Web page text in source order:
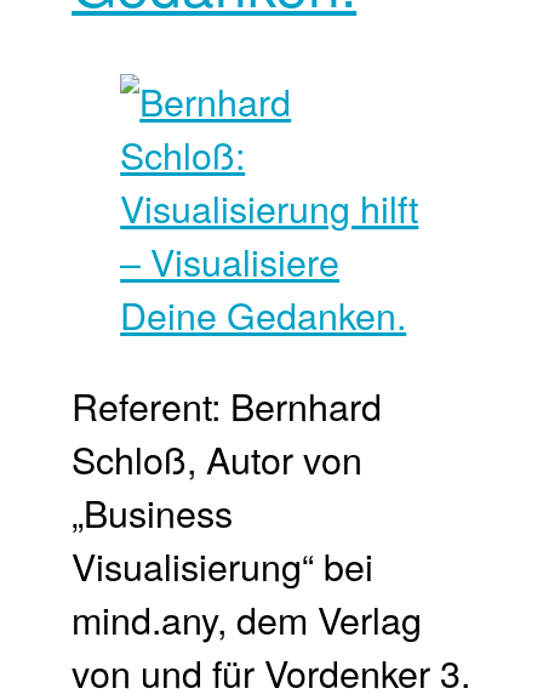
Referent: Bernhard
Schloß, Autor von
„Business
Visualisierung“ bei
mind.any, dem Verlag
von und für Vordenker 3.